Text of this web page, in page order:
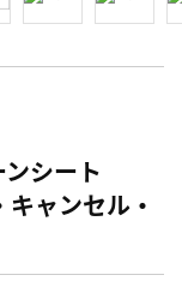
シート
ャンセル・